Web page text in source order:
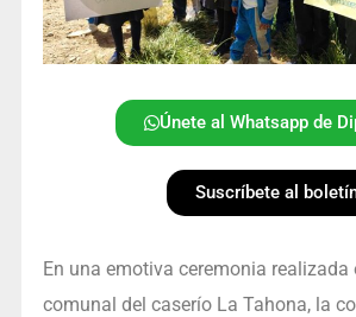
Únete al Whatsapp de
Suscríbete al
En una emotiva ceremonia realizada
comunal del caserío La Tahona, la